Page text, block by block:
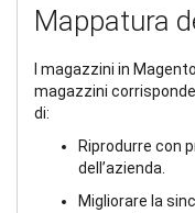
Mappatura
I magazzini in
magazzini
di:
Riprodurre con
dell’azienda.
Migliorare la